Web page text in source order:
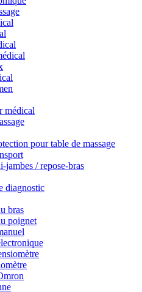
médical
pour table de massage
jambes / repose-bras
diagnostic
bras
poignet